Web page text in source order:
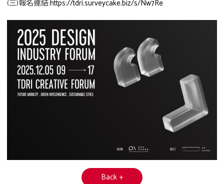
(三)報名連結:https://tdri.surveycake.biz/s/Nw7Re
Back +